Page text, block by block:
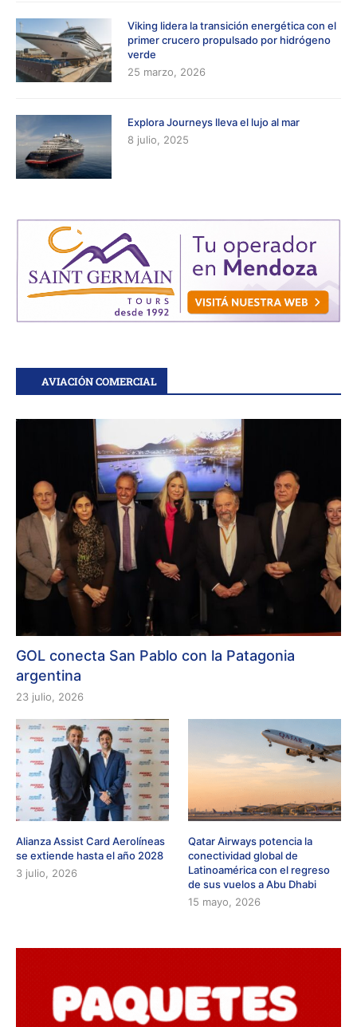
Viking lidera la transición energética con el
primer crucero propulsado por hidrógeno
verde
25 marzo, 2026
Explora Journeys lleva el lujo al mar
8 julio, 2025
AVIACIÓN COMERCIAL
GOL conecta San Pablo con la Patagonia
argentina
23 julio, 2026
Alianza Assist Card Aerolíneas
se extiende hasta el año 2028
3 julio, 2026
Qatar Airways potencia la
conectividad global de
Latinoamérica con el regreso
de sus vuelos a Abu Dhabi
15 mayo, 2026